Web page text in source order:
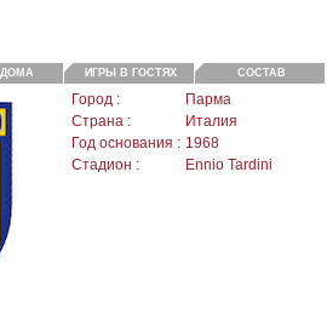
ИГРЫ В ГОСТЯХ СОСТАВ
Город :
Парма
Страна :
Италия
Год основания : 1968
Стадион :
Ennio Tardini